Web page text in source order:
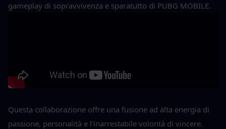
gameplay di sopravvivenza e sparatutto di PUBG MOBILE.
Questa collaborazione offre una fusione ad alta energia di
passione, personalità e l'inarrestabile volontà di vincere.